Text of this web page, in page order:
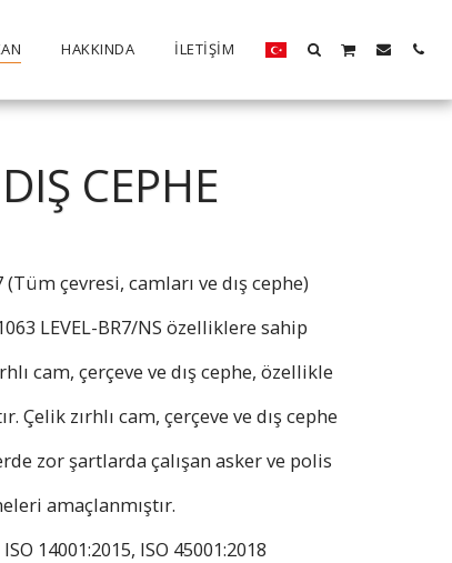
HAKKINDA İLETIŞIM
CEPHE
(Tüm çevresi, camları ve dış cephe)
LEVEL-BR7/NS özelliklere sahip
cam, çerçeve ve dış cephe, özellikle
Çelik zırhlı cam, çerçeve ve dış cephe
zor şartlarda çalışan asker ve polis
amaçlanmıştır.
14001:2015, ISO 45001:2018